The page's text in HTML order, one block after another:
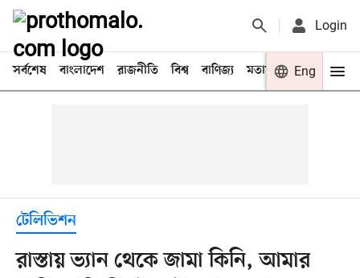
Login
সর্বশেষ বাংলাদেশ রাজনীতি বিশ্ব বাণিজ্য মতামত খেলা
Eng
টেলিভিশন
রাস্তায় ভ্যান থেকে জামা কিনি, আমার